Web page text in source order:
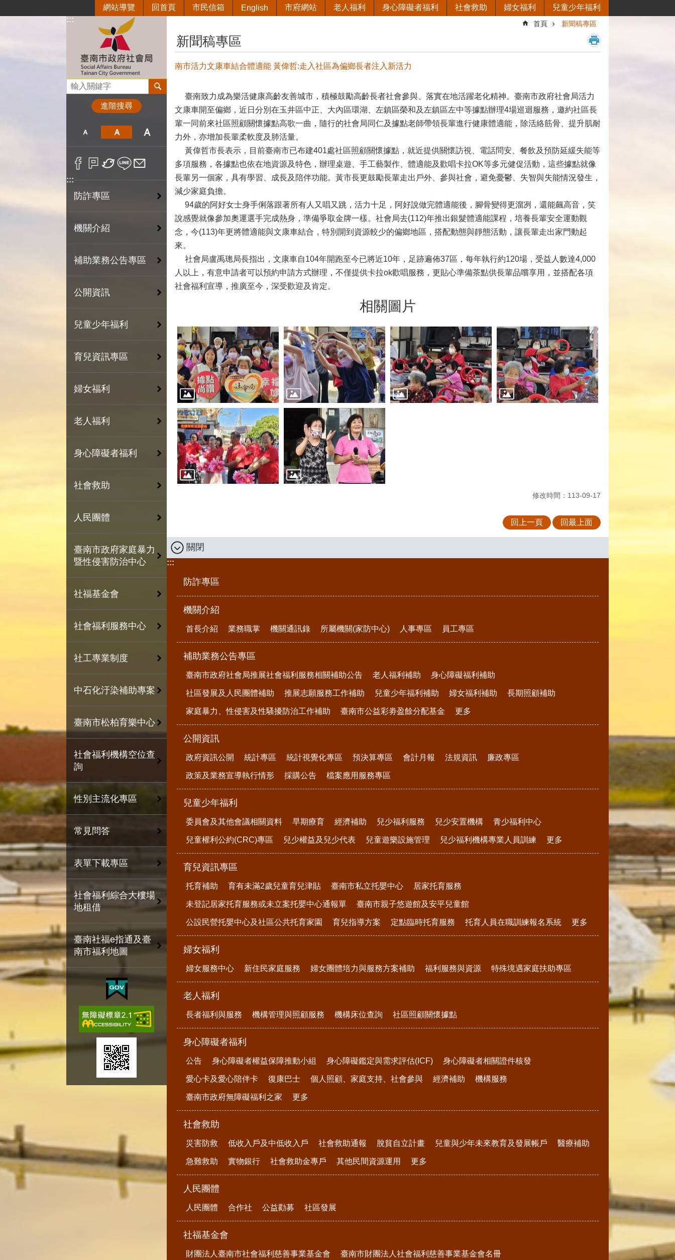
:::
網站導覽 回首頁 市民信箱 English 市府網站 老人福利 身心障礙者福利 社會救助 婦女福利 兒童少年福利
搜尋
進階搜尋
:::
防詐專區
機關介紹
補助業務公告專區
公開資訊
兒童少年福利
育兒資訊專區
婦女福利
老人福利
身心障礙者福利
社會救助
人民團體
臺南市政府家庭暴力
暨性侵害防治中心
社福基金會
社會福利服務中心
社工專業制度
中石化汙染補助專案
臺南市松柏育樂中心
社會福利機構空位查
詢
性別主流化專區
常見問答
表單下載專區
社會福利綜合大樓場
地租借
臺南社福e指通及臺
南市福利地圖
首頁 新聞稿專區
新聞稿專區
南市活力文康車結合體適能 黃偉哲:走入社區為偏鄉長者注入新活力
臺南致力成為樂活健康高齡友善城市，積極鼓勵高齡長者社會參與、落實在地活躍老化精神。臺南市政府社會局活力
文康車開至偏鄉，近日分別在玉井區中正、大內區環湖、左鎮區榮和及左鎮區左中等據點辦理4場巡迴服務，邀約社區長
輩一同前來社區照顧關懷據點高歌一曲，隨行的社會局同仁及據點老師帶領長輩進行健康體適能，除活絡筋骨、提升肌耐
力外，亦增加長輩柔軟度及肺活量。
黃偉哲市長表示，目前臺南市已布建401處社區照顧關懷據點，就近提供關懷訪視、電話問安、餐飲及預防延緩失能等
多項服務，各據點也依在地資源及特色，辦理桌遊、手工藝製作、體適能及歡唱卡拉OK等多元健促活動，這些據點就像
長輩另一個家，具有學習、成長及陪伴功能。黃市長更鼓勵長輩走出戶外、參與社會，避免憂鬱、失智與失能情況發生，
減少家庭負擔。
94歲的阿好女士身手俐落跟著所有人又唱又跳，活力十足，阿好說做完體適能後，腳骨變得更溜冽，還能飆高音，笑
說感覺就像參加奧運選手完成熱身，準備爭取金牌一樣。社會局去(112)年推出銀髮體適能課程，培養長輩安全運動觀
念，今(113)年更將體適能與文康車結合，特別開到資源較少的偏鄉地區，搭配動態與靜態活動，讓長輩走出家門動起
來。
社會局盧禹璁局長指出，文康車自104年開跑至今已將近10年，足跡遍佈37區，每年執行約120場，受益人數達4,000
人以上，有意申請者可以預約申請方式辦理，不僅提供卡拉ok歡唱服務，更貼心準備茶點供長輩品嚐享用，並搭配各項
社會福利宣導，推廣至今，深受歡迎及肯定。
相關圖片
修改時間：113-09-17
回上一頁 回最上面
關閉
:::
防詐專區
機關介紹
首長介紹 業務職掌 機關通訊錄 所屬機關(家防中心) 人事專區 員工專區
補助業務公告專區
臺南市政府社會局推展社會福利服務相關補助公告 老人福利補助 身心障礙福利補助
社區發展及人民團體補助 推展志願服務工作補助 兒童少年福利補助 婦女福利補助 長期照顧補助
家庭暴力、性侵害及性騷擾防治工作補助 臺南市公益彩劵盈餘分配基金 更多
公開資訊
政府資訊公開 統計專區 統計視覺化專區 預決算專區 會計月報 法規資訊 廉政專區
政策及業務宣導執行情形 採購公告 檔案應用服務專區
兒童少年福利
委員會及其他會議相關資料 早期療育 經濟補助 兒少福利服務 兒少安置機構 青少福利中心
兒童權利公約(CRC)專區 兒少權益及兒少代表 兒童遊樂設施管理 兒少福利機構專業人員訓練 更多
育兒資訊專區
托育補助 育有未滿2歲兒童育兒津貼 臺南市私立托嬰中心 居家托育服務
未登記居家托育服務或未立案托嬰中心通報單 臺南市親子悠遊館及安平兒童館
公設民營托嬰中心及社區公共托育家園 育兒指導方案 定點臨時托育服務 托育人員在職訓練報名系統 更多
婦女福利
婦女服務中心 新住民家庭服務 婦女團體培力與服務方案補助 福利服務與資源 特殊境遇家庭扶助專區
老人福利
長者福利與服務 機構管理與照顧服務 機構床位查詢 社區照顧關懷據點
身心障礙者福利
公告 身心障礙者權益保障推動小組 身心障礙鑑定與需求評估(ICF) 身心障礙者相關證件核發
愛心卡及愛心陪伴卡 復康巴士 個人照顧、家庭支持、社會參與 經濟補助 機構服務
臺南市政府無障礙福利之家 更多
社會救助
災害防救 低收入戶及中低收入戶 社會救助通報 脫貧自立計畫 兒童與少年未來教育及發展帳戶 醫療補助
急難救助 實物銀行 社會救助金專戶 其他民間資源運用 更多
人民團體
人民團體 合作社 公益勸募 社區發展
社福基金會
財團法人臺南市社會福利慈善事業基金會 臺南市財團法人社會福利慈善事業基金會名冊